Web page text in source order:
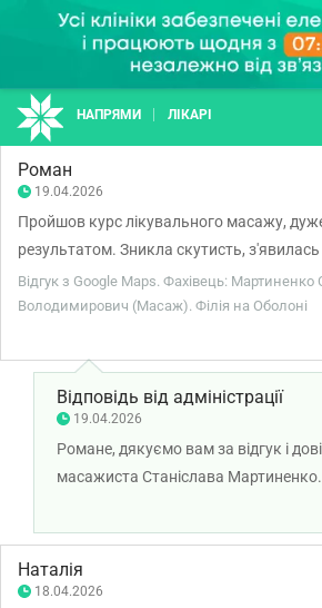
Роман
19.04.2026
Пройшов курс лікувального масажу,
результатом. Зникла скутисть,
Станіславу Володимировичу за
Відгук з Google Maps. Фахівець: Мартиненко
Володимирович (Масаж). Філія на Оболоні
Відповідь від адміністрації
19.04.2026
Романе, дякуємо вам за відгук і
масажиста Станіслава
лікувального масажу дав
відчули полегшення, зникнення
рухах. Бажаємо вам міцного
Наталія
18.04.2026
НАПРЯМИ ЛІКАРІ